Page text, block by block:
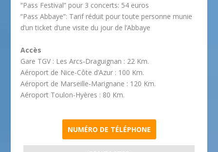
“Pass Festival” pour 3 concerts: 54 euros
“Pass Abbaye”: Tarif réduit pour toute personne munie
d’un ticket d’une visite du jour de l’Abbaye
Accès
Gare TGV : Les Arcs-Draguignan : 22 Km.
Aéroport de Nice-Côte d’Azur : 100 Km.
Aéroport de Marseille-Marignane : 120 Km.
Aéroport Toulon-Hyères : 80 Km.
NUMÉRO DE TÉLÉPHONE